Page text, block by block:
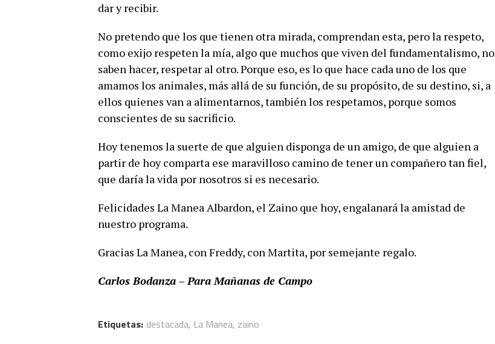
dar y recibir.
No pretendo que los que tienen otra mirada, comprendan esta, pero la respeto,
como exijo respeten la mía, algo que muchos que viven del fundamentalismo, no
saben hacer, respetar al otro. Porque eso, es lo que hace cada uno de los que
amamos los animales, más allá de su función, de su propósito, de su destino, si, a
ellos quienes van a alimentarnos, también los respetamos, porque somos
conscientes de su sacrificio.
Hoy tenemos la suerte de que alguien disponga de un amigo, de que alguien a
partir de hoy comparta ese maravilloso camino de tener un compañero tan fiel,
que daría la vida por nosotros si es necesario.
Felicidades La Manea Albardon, el Zaino que hoy, engalanará la amistad de
nuestro programa.
Gracias La Manea, con Freddy, con Martita, por semejante regalo.
Carlos Bodanza – Para Mañanas de Campo
Etiquetas: destacada, La Manea, zaino